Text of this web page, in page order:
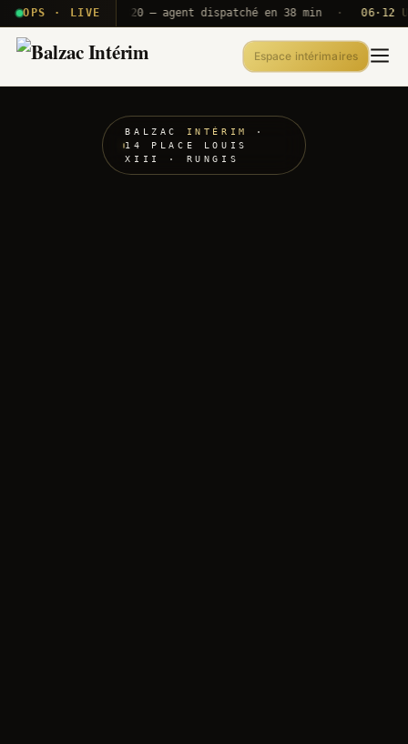
OPS · LIVE
T2E · B71 Push A320 — agent dispatché en 38 min · 06·12 UTC
Espace intérimaires
BALZAC INTÉRIM
·
14 PLACE LOUIS
XIII · RUNGIS